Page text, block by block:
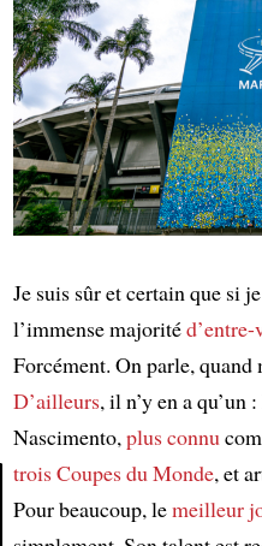
Je suis sûr et certain que si
l’immense majoritéd’entre-
Forcément. On parle,
D’ailleurs, il n’y en a qu’un
Nascimento,plus connu
trois Coupes du Monde, et
Pour beaucoup, lemeilleur